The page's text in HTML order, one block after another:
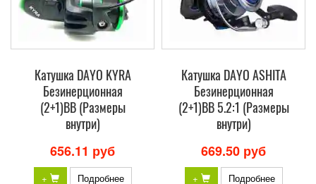
Катушка DAYO KYRA
Безинерционная
(2+1)BB (Размеры
внутри)
656.11 руб
+ Подробнее
Катушка DAYO ASHITA
Безинерционная
(2+1)BB 5.2:1 (Размеры
внутри)
669.50 руб
+ Подробнее